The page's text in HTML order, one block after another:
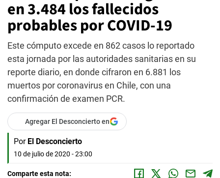
en 3.484 los fallecidos
probables por COVID-19
Este cómputo excede en 862 casos lo reportado
esta jornada por las autoridades sanitarias en su
reporte diario, en donde cifraron en 6.881 los
muertos por coronavirus en Chile, con una
confirmación de examen PCR.
Agregar El Desconcierto en
Por El Desconcierto
10 de julio de 2020 - 23:00
Comparte esta nota: